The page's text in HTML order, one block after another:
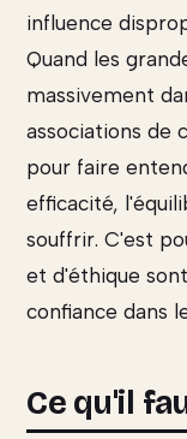
influence
Quand les
massivement
associations de
pour faire
efficacité,
souffrir. C'est
et d'éthique
confiance dans
Ce qu'il